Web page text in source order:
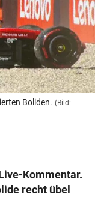
Boliden. (Bild:
Kommentar.
recht übel